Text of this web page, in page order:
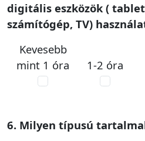
digitális eszközök (
számítógép, TV)
Kevesebb
mint 1 óra
1-2 óra
6. Milyen típusú